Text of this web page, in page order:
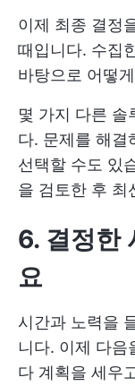
이제 최종 결정
때입니다. 수집
바탕으로 어떻
몇 가지 다른 솔
다. 문제를 해결
선택할 수도 있
을 검토한 후 최
6. 결정한
요
시간과 노력을
니다. 이제 다음
다 계획을 세우